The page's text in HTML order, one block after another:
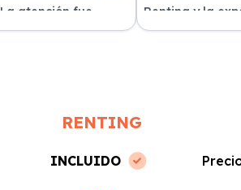
atención fue
llegó en
Renting y la
positiva. Fácil y
RENTING
INCLUIDO